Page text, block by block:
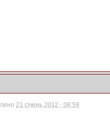
21 січень 2012 - 08:59